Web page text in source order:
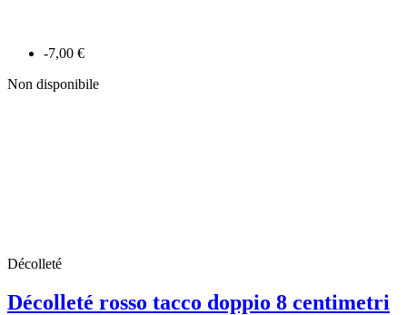
-7,00 €
Non disponibile
Décolleté
Décolleté rosso tacco doppio 8 centimetri